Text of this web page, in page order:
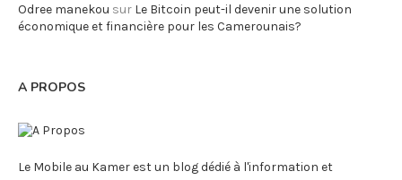
Odree manekou sur Le Bitcoin peut-il devenir une solution
économique et financière pour les Camerounais?
A PROPOS
Le Mobile au Kamer est un blog dédié à l'information et